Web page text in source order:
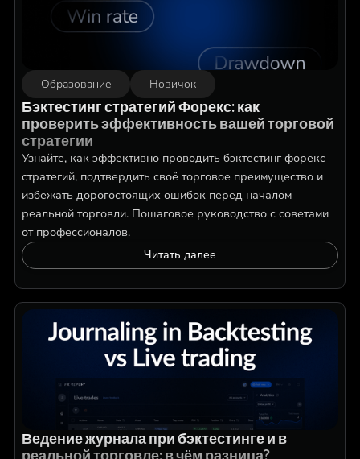
Образование Новичок
Бэктестинг стратегий Форекс: как
проверить эффективность вашей торговой
стратегии
Узнайте, как эффективно проводить бэктестинг форекс-
стратегий, подтвердить своё торговое преимущество и
избежать дорогостоящих ошибок перед началом
реальной торговли. Пошаговое руководство с советами
от профессионалов.
Читать далее
Ведение журнала при бэктестинге и в
реальной торговле: в чём разница?